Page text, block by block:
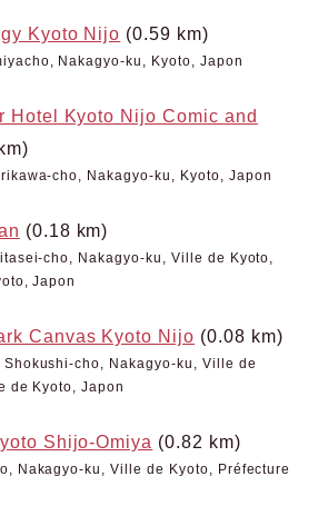
Kyoto Nijo (0.59 km)
Nakagyo-ku, Kyoto, Japon
Hotel Kyoto Nijo Comic and
cho, Nakagyo-ku, Kyoto, Japon
(0.18 km)
cho, Nakagyo-ku, Ville de Kyoto,
Japon
Canvas Kyoto Nijo (0.08 km)
cho, Nakagyo-ku, Ville de
de Kyoto, Japon
Shijo-Omiya (0.82 km)
Nakagyo-ku, Ville de Kyoto, Préfecture